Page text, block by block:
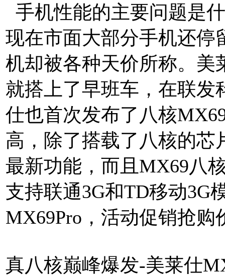
手机性能的主要问题是
现在市面大部分手机还停
机却被各种天价所称。美
就搭上了早班车，在联发
仕也首次发布了八核
高，除了搭载了八核的芯
最新功能，而且MX69八
支持联通3G和TD移动3G
MX69Pro，活动促销抢购
真八核巅峰爆发-美莱仕